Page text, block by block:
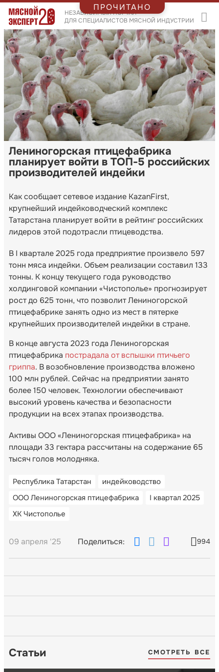
НЕЗАВИСИМЫЙ ПОРТАЛ
ДЛЯ СПЕЦИАЛИСТОВ МЯСНОЙ ИНДУСТРИИ
Лениногорская птицефабрика
планирует войти в ТОП-5 российских
производителей индейки
Как сообщает сетевое издание KazanFirst,
крупнейший индейководческий комплекс
Татарстана планирует войти в рейтинг российских
лидеров этой подотрасли птицеводства.
В I квартале 2025 года предприятие произвело 597
тонн мяса индейки. Объем реализации составил 133
тонны. К концу текущего года руководство
холдинговой компании «Чистополье» прогнозирует
рост до 625 тонн, что позволит Лениногорской
птицефабрике занять одно из мест в пятерке
крупнейших производителей индейки в стране.
В конце августа 2023 года Лениногорская
птицефабрика пострадала от вспышки птичьего
гриппа. В возобновление производства вложено
100 млн рублей. Сейчас на предприятии занято
более 150 человек. Технологии обеспечивают
высокий уровень качества и безопасности
продукции на всех этапах производства.
Активы ООО «Лениногорская птицефабрика» на
площади 33 гектара рассчитаны на содержание 65
тысяч голов молодняка.
Республика Татарстан
индейководство
ООО Лениногорская птицефабрика
I квартал 2025
ХК Чистополье
09 апреля '25 Поделиться: 994
Статьи СМОТРЕТЬ ВСЕ
ПРОЧИТАНО